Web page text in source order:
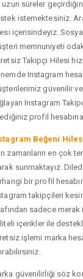
uzun süreler
istemektesiniz.
içerisindeyiz.
memnuniyeti
Takipçi Hilesi
Instagram
güvenilir
Instagram
profil
Beğeni
zamanların en çok
sunmaktayız.
bir profil
takipçileri
sadece
içerikler ile
işlemi marka
güvenilirliği söz